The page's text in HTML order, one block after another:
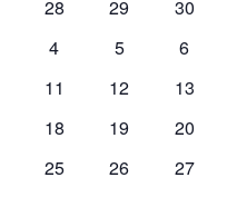
datum.
van
0
28
0
29
0
30
0
4
0
5
0
6
0
11
0
12
0
13
0
18
0
19
0
20
0
25
0
26
0
27